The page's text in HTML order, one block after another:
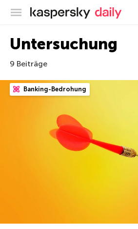
Offizieller
Untersuchung
9 Beiträge
Banking-Bedrohung